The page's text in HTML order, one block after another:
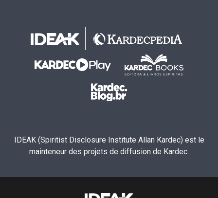
IDEAK (Spiritist Disclosure Institute Allan Kardec) est le
mainteneur des projets de diffusion de Kardec.